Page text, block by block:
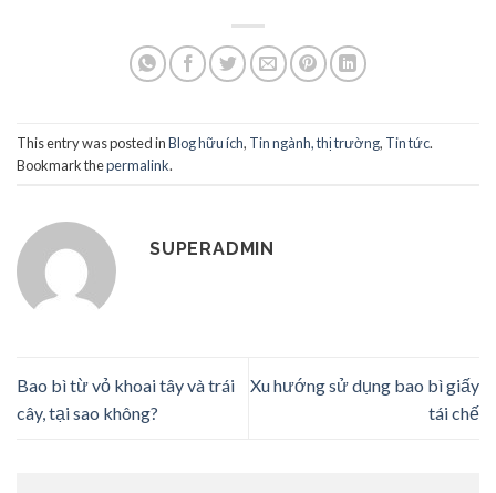
This entry was posted inBlog hữu ích, Tin ngành, thị trường, Tin tức.
Bookmark thepermalink.
SUPERADMIN
Bao bì từ vỏ khoai tây và trái
cây, tại sao không?
Xu hướng sử dụng bao bì giấy
tái chế